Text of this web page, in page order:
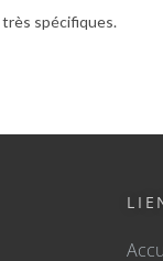
spécifiques.